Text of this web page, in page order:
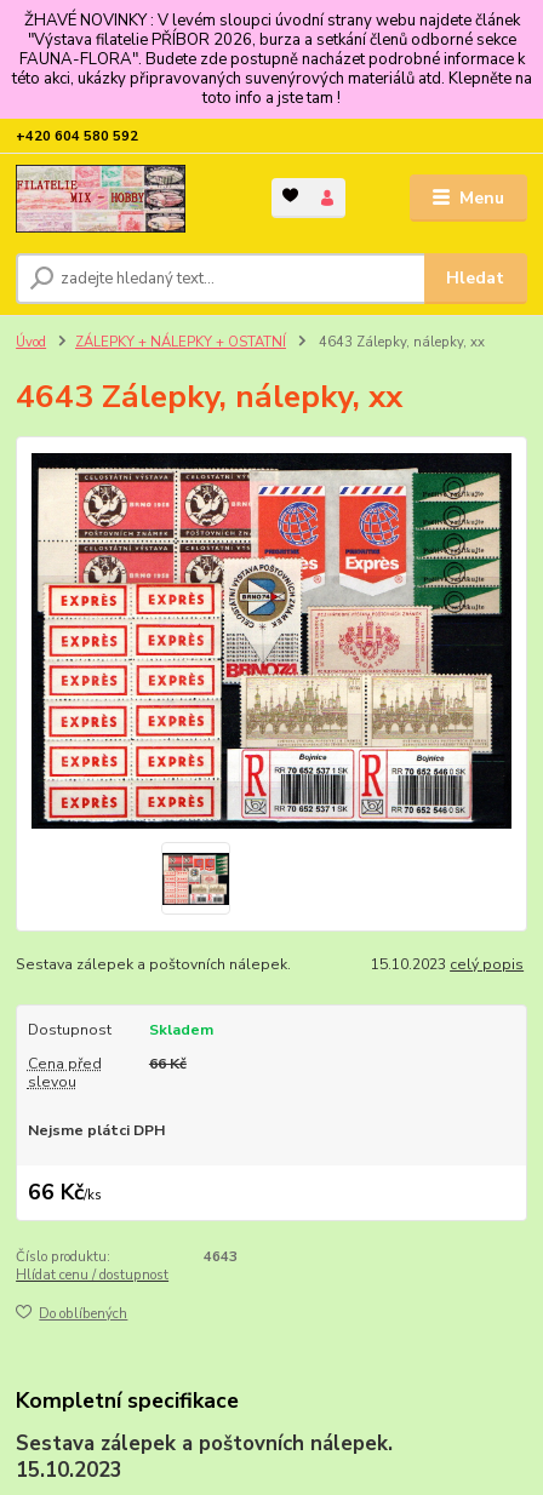
ŽHAVÉ NOVINKY : V levém sloupci úvodní strany webu najdete článek
"Výstava filatelie PŘÍBOR 2026, burza a setkání členů odborné sekce
FAUNA-FLORA". Budete zde postupně nacházet podrobné informace k
této akci, ukázky připravovaných suvenýrových materiálů atd. Klepněte na
toto info a jste tam !
Menu
Hledat
+420 604 580 592
Úvod ZÁLEPKY + NÁLEPKY + OSTATNÍ 4643 Zálepky, nálepky, xx
4643 Zálepky, nálepky, xx
Sestava zálepek a poštovních nálepek. 15.10.2023 celý popis
Dostupnost
Skladem
Cena před
slevou
66 Kč
Nejsme plátci DPH
66 Kč/ks
Číslo produktu:
4643
Hlídat cenu / dostupnost
Do oblíbených
Kompletní specifikace
Sestava zálepek a poštovních nálepek.
15.10.2023